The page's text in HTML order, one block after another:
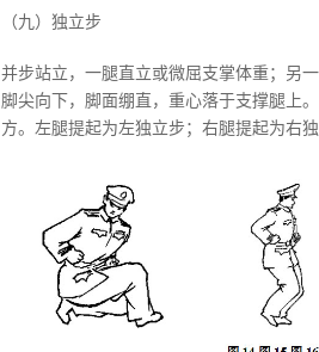
（九）独立步
并步站立，一腿直立或微屈支掌体重；另
脚尖向下，脚面绷直，重心落于支撑腿上
方。左腿提起为左独立步；右腿提起为右